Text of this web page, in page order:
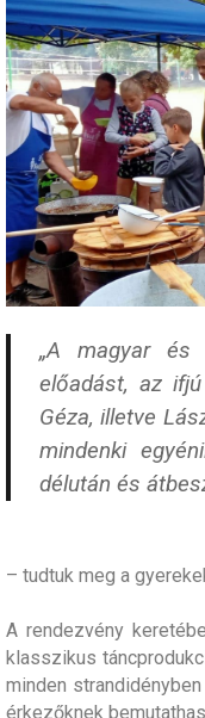
„A magyar és
előadást, az
Géza, illetve
mindenki
délután és
– tudtuk meg a
A rendezvény
klasszikus
minden
érkezőknek